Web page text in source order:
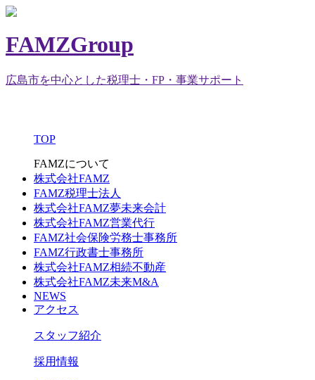
FAMZGroup
広島市を中心とした税理士・FP・事業サポート
TOP
FAMZについて
株式会社FAMZ
FAMZ税理士法人
株式会社FAMZ夢未来会計
株式会社FAMZ営業代行
FAMZ社会保険労務士事務所
FAMZ行政書士事務所
株式会社FAMZ相続不動産
株式会社FAMZ未来M&A
NEWS
アクセス
スタッフ紹介
採用情報